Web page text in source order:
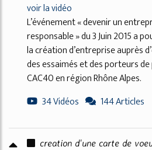
voir la vidéo
L’événement « devenir un
responsable » du 3 Juin 2015 a
la création d’entreprise auprès
des essaimés et des porteurs
CAC40 en région Rhône Alpes.
34 Vidéos
144 Articles
creation d'une carte de